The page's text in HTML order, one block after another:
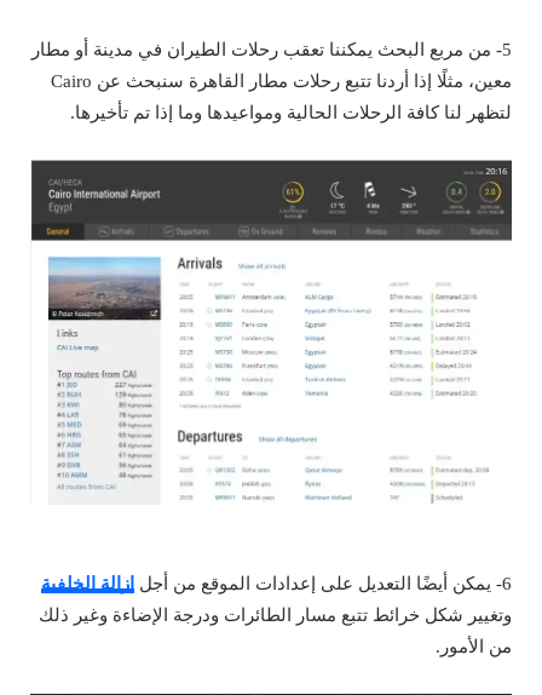
5- من مربع البحث يمكننا تعقب رحلات الطيران في مدينة أو مطار
معين، مثلًا إذا أردنا تتبع رحلات مطار القاهرة سنبحث عن Cairo
لتظهر لنا كافة الرحلات الحالية ومواعيدها وما إذا تم تأخيرها.
6- يمكن أيضًا التعديل على إعدادات الموقع من أجل
إزالة الخلفية
وتغيير شكل خرائط تتبع مسار الطائرات ودرجة الإضاءة وغير ذلك
من الأمور.